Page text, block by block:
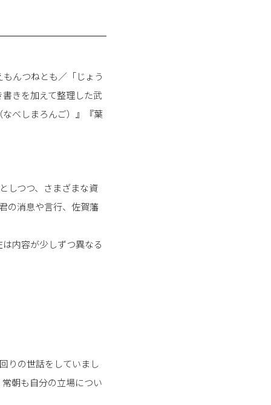
んつねとも／「じょう
きを加えて整理した武
べしまろんご）』『葉
しつつ、さまざまな資
の消息や言行、佐賀藩
内容が少しずつ異なる
りの世話をしていまし
朝も自分の立場につい